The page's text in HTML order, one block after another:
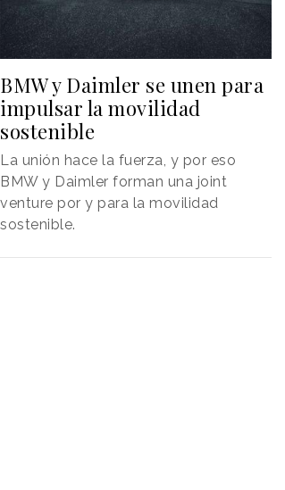
BMW y Daimler se unen para
impulsar la movilidad
sostenible
La unión hace la fuerza, y por eso
BMW y Daimler forman una joint
venture por y para la movilidad
sostenible.